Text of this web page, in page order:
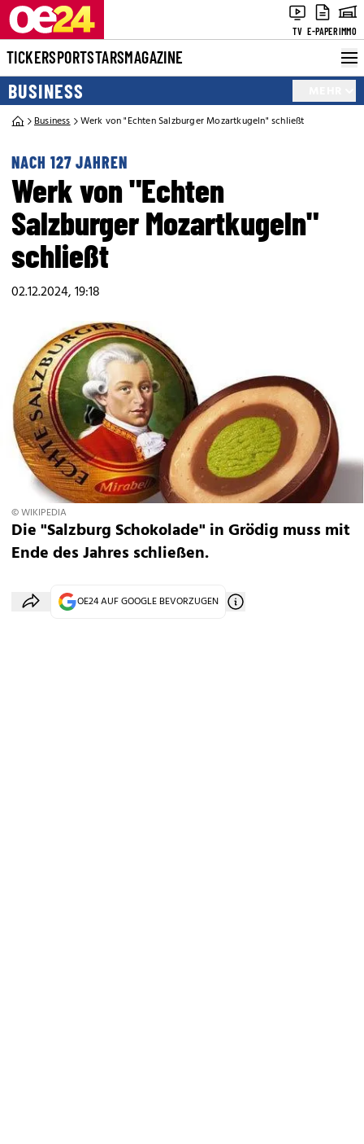
TV E-PAPERIMMO
TICKERSPORTSTARSMAGAZINE
BUSINESS
Business Werk von "Echten Salzburger Mozartkugeln" schließt
NACH 127 JAHREN
Werk von "Echten
Salzburger Mozartkugeln"
schließt
02.12.2024, 19:18
© WIKIPEDIA
Die "Salzburg Schokolade" in Grödig muss mit
Ende des Jahres schließen.
OE24 AUF GOOGLE BEVORZUGEN